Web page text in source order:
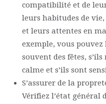
compatibilité et de
leurs habitudes de
et leurs attentes en
exemple, vous
souvent des fêtes,
calme et s’ils sont
S’assurer de la
Vérifiez l’état général